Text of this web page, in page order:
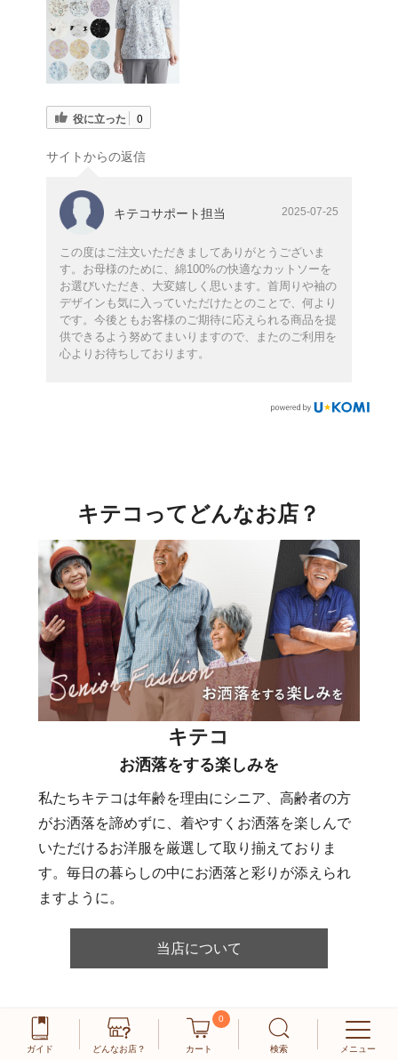
役に立った 0
サイトからの返信
キテコサポート担当 2025-07-25
この度はご注文いただきましてありがとうございま
す。お母様のために、綿100%の快適なカットソーを
お選びいただき、大変嬉しく思います。首周りや袖の
デザインも気に入っていただけたとのことで、何より
です。今後ともお客様のご期待に応えられる商品を提
供できるよう努めてまいりますので、またのご利用を
心よりお待ちしております。
キテコってどんなお店？
キテコ
お洒落をする楽しみを
私たちキテコは年齢を理由にシニア、高齢者の方
がお洒落を諦めずに、着やすくお洒落を楽しんで
いただけるお洋服を厳選して取り揃えておりま
す。毎日の暮らしの中にお洒落と彩りが添えられ
ますように。
当店について
この商品を見た方はこちらも見ていま
ガイド どんなお店？ カート
0
検索 メニュー